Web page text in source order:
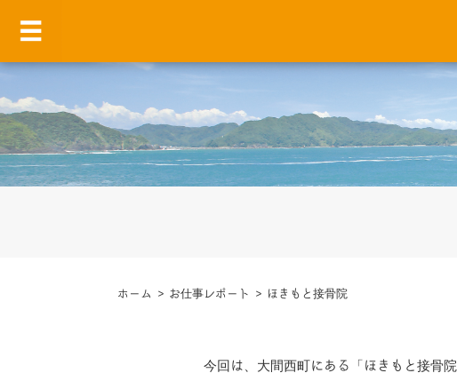
ホーム > お仕事レポート > ほきもと接骨院
今回は、大間西町にある「ほきもと接骨